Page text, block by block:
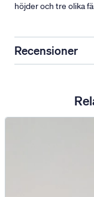
höjder och tre olika
Recensioner